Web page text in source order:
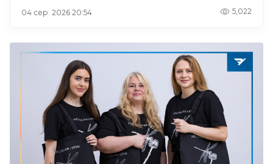
04 сер. 2026 20:54 5,022